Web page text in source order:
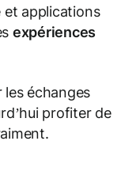
et applications
expériences
les échanges
profiter de